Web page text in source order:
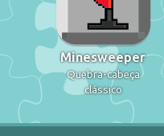
Minesweeper
Quebra-cabeça
clássico